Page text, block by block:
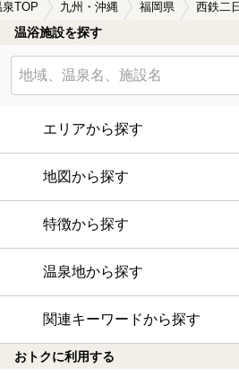
泉TOP 九州・沖縄 福岡県 西鉄二
温浴施設を探す
エリアから探す
地図から探す
特徴から探す
温泉地から探す
関連キーワードから探す
おトクに利用する